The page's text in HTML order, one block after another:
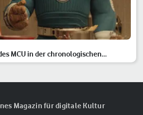
MCU in der chronologischen
Magazin für digitale Kultur